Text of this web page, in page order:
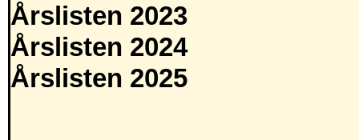
Årslisten 2023
Årslisten 2024
Årslisten 2025